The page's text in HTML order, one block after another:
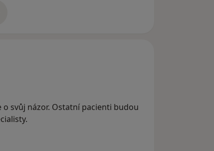
o svůj názor. Ostatní pacienti budou